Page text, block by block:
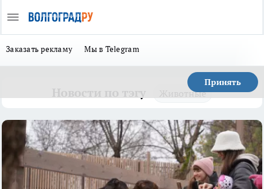
Заказать рекламу Мы в Telegram
Принять
Животные